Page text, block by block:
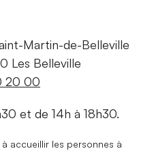
Martin-de-Belleville
Les Belleville
20 00
et de 14h à 18h30.
accueillir les personnes à